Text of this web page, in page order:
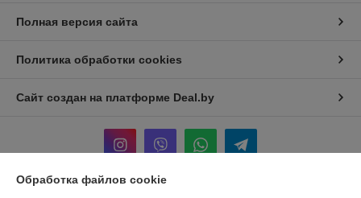
Полная версия сайта
Политика обработки cookies
Сайт создан на платформе Deal.by
Обработка файлов cookie